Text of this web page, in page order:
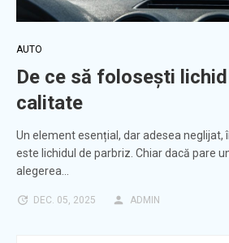
AUTO
De ce să folosești
calitate
Un element esențial, dar adesea neglijat,
este lichidul de parbriz. Chiar dacă pare
alegerea…
DEC. 05, 2025 ADMIN